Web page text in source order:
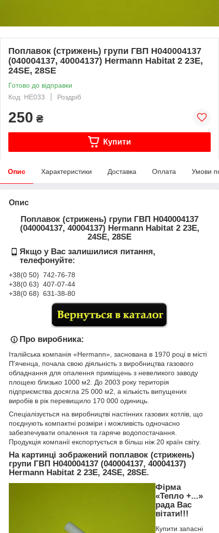
Поплавок (стрижень) групи ГВП H040004137
(040004137, 40004137) Hermann Habitat 2 23E,
24SE, 28SE
Готово до відправки
Код: HE033
Роздріб
250 ₴
Купити
Опис Характеристики Доставка Оплата Умови
Опис
Поплавок (стрижень) групи ГВП H040004137
(040004137, 40004137) Hermann Habitat 2 23E,
24SE, 28SE
Якщо у Вас залишилися питання,
телефонуйте:
+38(0 50) 742-76-78
+38(0 63) 407-07-44
+38(0 68) 631-38-80
Про виробника:
Італійська компанія «Hermann», заснована в 1970 році в місті
П'яченца, почала свою діяльність з виробництва газового
обладнання для опалення приміщень з невеликого заводу
площею близько 1000 м2. До 2003 року територія
підприємства досягла 25 000 м2, а кількість випущених
виробів в рік перевищило 170 000 одиниць.
Спеціалізується на виробництві настінних газових котлів, що
поєднують компактні розміри і можливість одночасно
забезпечувати опалення та гаряче водопостачання.
Продукція компанії експортується в більш ніж 20 країн світу.
На картинці зображений поплавок (стрижень)
групи ГВП H040004137 (040004137, 40004137)
Hermann Habitat 2 23E, 24SE, 28SE.
Фірма
«Тепло +...»
рада Вас
вітати!!!
Купити запасні